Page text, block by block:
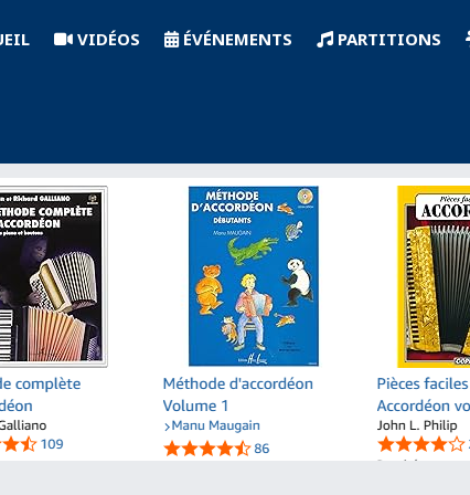
VIDÉOS ÉVÉNEMENTS PARTITIONS